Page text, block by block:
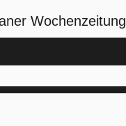
Wochenzeitung